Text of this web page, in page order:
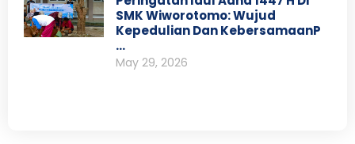
SMK Wiworotomo: Wujud
Kepedulian Dan KebersamaanP
…
May 29, 2026